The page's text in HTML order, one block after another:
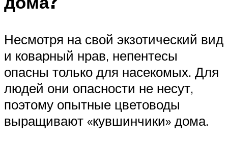
Несмотря на свой экзотический вид
и коварный нрав, непентесы
опасны только для насекомых. Для
людей они опасности не несут,
поэтому опытные цветоводы
выращивают «кувшинчики» дома.